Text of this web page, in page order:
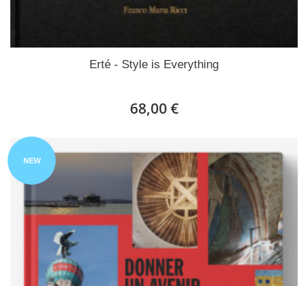
Erté - Style is Everything
68,00 €
NEW